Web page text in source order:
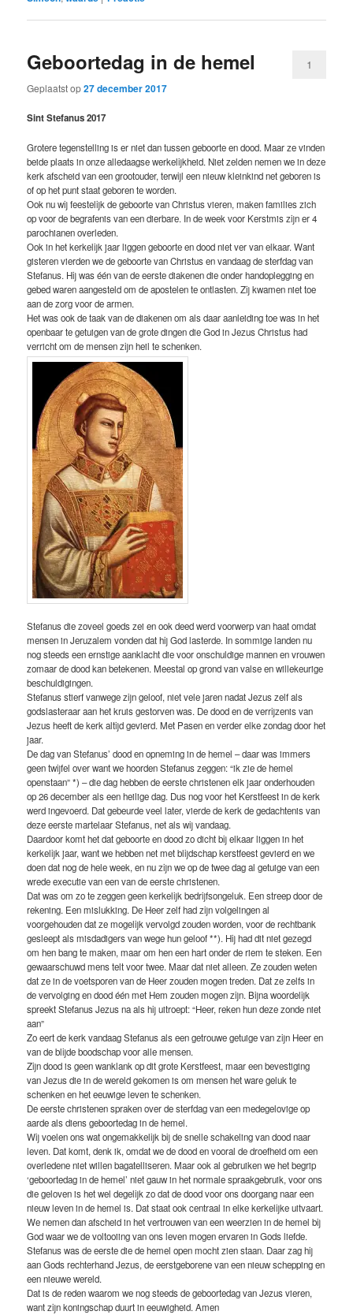
Geboortedag in de hemel
Geplaatst op27 december 2017
1
Sint Stefanus 2017
Grotere tegenstelling is er niet dan tussen geboorte en dood. Maar ze vinden
beide plaats in onze alledaagse werkelijkheid. Niet zelden nemen we in deze
kerk afscheid van een grootouder, terwijl een nieuw kleinkind net geboren is
of op het punt staat geboren te worden.
Ook nu wij feestelijk de geboorte van Christus vieren, maken families zich
op voor de begrafenis van een dierbare. In de week voor Kerstmis zijn er 4
parochianen overleden.
Ook in het kerkelijk jaar liggen geboorte en dood niet ver van elkaar. Want
gisteren vierden we de geboorte van Christus en vandaag de sterfdag van
Stefanus. Hij was één van de eerste diakenen die onder handoplegging en
gebed waren aangesteld om de apostelen te ontlasten. Zij kwamen niet toe
aan de zorg voor de armen.
Het was ook de taak van de diakenen om als daar aanleiding toe was in het
openbaar te getuigen van de grote dingen die God in Jezus Christus had
verricht om de mensen zijn heil te schenken.
Stefanus die zoveel goeds zei en ook deed werd voorwerp van haat omdat
mensen in Jeruzalem vonden dat hij God lasterde. In sommige landen nu
nog steeds een ernstige aanklacht die voor onschuldige mannen en vrouwen
zomaar de dood kan betekenen. Meestal op grond van valse en willekeurige
beschuldigingen.
Stefanus stierf vanwege zijn geloof, niet vele jaren nadat Jezus zelf als
godslasteraar aan het kruis gestorven was. De dood en de verrijzenis van
Jezus heeft de kerk altijd gevierd. Met Pasen en verder elke zondag door het
jaar.
De dag van Stefanus’ dood en opneming in de hemel – daar was immers
geen twijfel over want we hoorden Stefanus zeggen: “ik zie de hemel
openstaan” *) – die dag hebben de eerste christenen elk jaar onderhouden
op 26 december als een heilige dag. Dus nog voor het Kerstfeest in de kerk
werd ingevoerd. Dat gebeurde veel later, vierde de kerk de gedachtenis van
deze eerste martelaar Stefanus, net als wij vandaag.
Daardoor komt het dat geboorte en dood zo dicht bij elkaar liggen in het
kerkelijk jaar, want we hebben net met blijdschap kerstfeest gevierd en we
doen dat nog de hele week, en nu zijn we op de twee dag al getuige van een
wrede executie van een van de eerste christenen.
Dat was om zo te zeggen geen kerkelijk bedrijfsongeluk. Een streep door de
rekening. Een mislukking. De Heer zelf had zijn volgelingen al
voorgehouden dat ze mogelijk vervolgd zouden worden, voor de rechtbank
gesleept als misdadigers van wege hun geloof **). Hij had dit niet gezegd
om hen bang te maken, maar om hen een hart onder de riem te steken. Een
gewaarschuwd mens telt voor twee. Maar dat niet alleen. Ze zouden weten
dat ze in de voetsporen van de Heer zouden mogen treden. Dat ze zelfs in
de vervolging en dood één met Hem zouden mogen zijn. Bijna woordelijk
spreekt Stefanus Jezus na als hij uitroept: “Heer, reken hun deze zonde niet
aan”
Zo eert de kerk vandaag Stefanus als een getrouwe getuige van zijn Heer en
van de blijde boodschap voor alle mensen.
Zijn dood is geen wanklank op dit grote Kerstfeest, maar een bevestiging
van Jezus die in de wereld gekomen is om mensen het ware geluk te
schenken en het eeuwige leven te schenken.
De eerste christenen spraken over de sterfdag van een medegelovige op
aarde als diens geboortedag in de hemel.
Wij voelen ons wat ongemakkelijk bij de snelle schakeling van dood naar
leven. Dat komt, denk ik, omdat we de dood en vooral de droefheid om een
overledene niet willen bagatelliseren. Maar ook al gebruiken we het begrip
‘geboortedag in de hemel’ niet gauw in het normale spraakgebruik, voor ons
die geloven is het wel degelijk zo dat de dood voor ons doorgang naar een
nieuw leven in de hemel is. Dat staat ook centraal in elke kerkelijke uitvaart.
We nemen dan afscheid in het vertrouwen van een weerzien in de hemel bij
God waar we de voltooiing van ons leven mogen ervaren in Gods liefde.
Stefanus was de eerste die de hemel open mocht zien staan. Daar zag hij
aan Gods rechterhand Jezus, de eerstgeborene van een nieuw schepping en
een nieuwe wereld.
Dat is de reden waarom we nog steeds de geboortedag van Jezus vieren,
want zijn koningschap duurt in eeuwigheid. Amen